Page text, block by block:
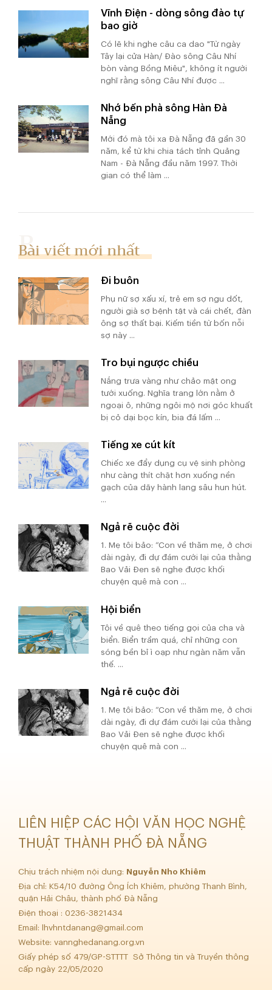
Vĩnh Điện - dòng sông đào tự
bao giờ
Có lẽ khi nghe câu ca dao "Từ ngày
Tây lại cửa Hàn/ Đào sông Câu Nhí
bòn vàng Bồng Miêu", không ít người
nghĩ rằng sông Câu Nhí được ...
Nhớ bến phà sông Hàn Đà
Nẵng
Mới đó mà tôi xa Đà Nẵng đã gần 30
năm, kể từ khi chia tách tỉnh Quảng
Nam - Đà Nẵng đầu năm 1997. Thời
gian có thể làm ...
Bài viết mới nhất
Đi buôn
Phụ nữ sợ xấu xí, trẻ em sợ ngu dốt,
người già sợ bệnh tật và cái chết, đàn
ông sợ thất bại. Kiếm tiền từ bốn nỗi
sợ này ...
Tro bụi ngược chiều
Nắng trưa vàng như chảo mật ong
tưới xuống. Nghĩa trang lớn nằm ở
ngoại ô, những ngôi mộ nơi góc khuất
bị cỏ dại bọc kín, bia đá lấm ...
Tiếng xe cút kít
Chiếc xe đẩy dụng cụ vệ sinh phòng
như càng thít chặt hơn xuống nền
gạch của dãy hành lang sâu hun hút.
...
Ngả rẽ cuộc đời
1. Mẹ tôi bảo: “Con về thăm mẹ, ở chơi
dài ngày, đi dự đám cưới lại của thằng
Bao Vải Đen sẽ nghe được khối
chuyện quê mà con ...
Hội biển
Tôi về quê theo tiếng gọi của cha và
biển. Biển trầm quá, chỉ những con
sóng bền bỉ ì oạp như ngàn năm vẫn
thế. ...
Ngả rẽ cuộc đời
1. Mẹ tôi bảo: “Con về thăm mẹ, ở chơi
dài ngày, đi dự đám cưới lại của thằng
Bao Vải Đen sẽ nghe được khối
chuyện quê mà con ...
LIÊN HIỆP CÁC HỘI VĂN HỌC NGHỆ
THUẬT THÀNH PHỐ ĐÀ NẴNG
Chịu trách nhiệm nội dung: Nguyễn Nho Khiêm
Địa chỉ: K54/10 đường Ông Ích Khiêm, phường Thanh Bình,
quận Hải Châu, thành phố Đà Nẵng
Điện thoại : 0236-3821434
Email:
lhvhntdanang@gmail.com
Website: vannghedanang.org.vn
Giấy phép số 479/GP-STTTT Sở Thông tin và Truyền thông
cấp ngày 22/05/2020